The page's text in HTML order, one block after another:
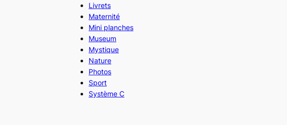
Livrets
Maternité
Mini planches
Museum
Mystique
Nature
Photos
Sport
Système C